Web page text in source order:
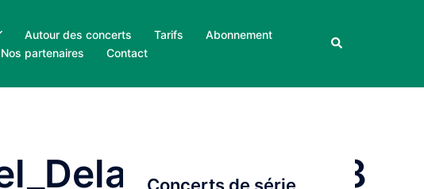
Autour des concerts Tarifs
Abonnement
Nos partenaires Contact
Rechercher